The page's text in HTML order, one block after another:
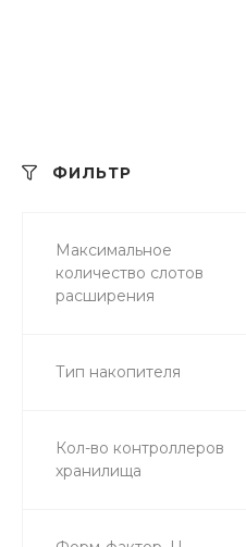
ФИЛЬТР
Максимальное
количество слотов
расширения
Тип накопителя
Кол-во контроллеров
хранилища